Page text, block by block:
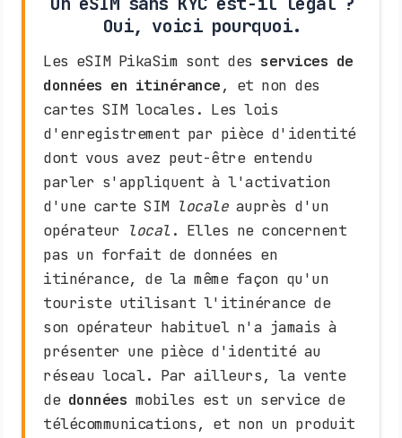
Oui, voici pourquoi.
Les eSIM PikaSim sont des services de
données en itinérance, et non des
cartes SIM locales. Les lois
d'enregistrement par pièce d'identité
dont vous avez peut-être entendu
parler s'appliquent à l'activation
d'une carte SIM localeauprès d'un
opérateur local . Elles ne concernent
pas un forfait de données en
itinérance, de la même façon qu'un
touriste utilisant l'itinérance de
son opérateur habituel n'a jamais à
présenter une pièce d'identité au
réseau local. Par ailleurs, la vente
de données mobiles est un service de
télécommunications, et non un produit